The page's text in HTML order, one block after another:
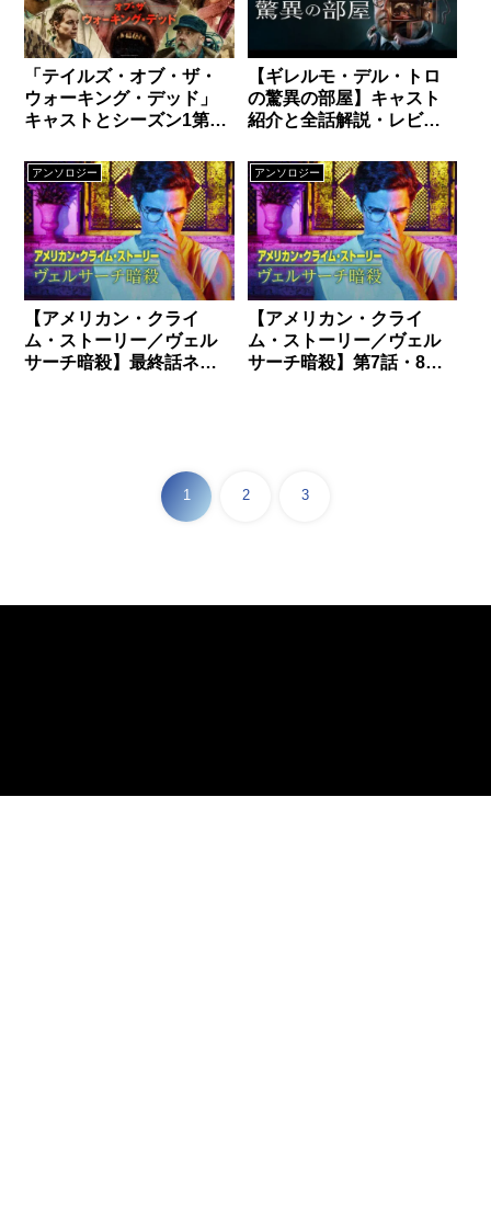
「テイルズ・オブ・ザ・
ウォーキング・デッド」
キャストとシーズン1第1
手にはご注意を
【ギレルモ・デル・トロ
の驚異の部屋】キャスト
紹介と全話解説・レビュ
ロワールドが炸裂！
アンソロジー
【アメリカン・クライ
ム・ストーリー／ヴェル
サーチ暗殺】最終話ネタ
アンソロジー
【アメリカン・クライ
ム・ストーリー／ヴェル
サーチ暗殺】第7話・8話
1 2 3